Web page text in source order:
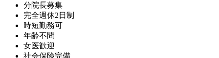
分院長募集
完全週休2日制
時短勤務可
年齢不問
女医歓迎
社会保険完備